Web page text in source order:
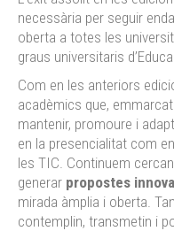
necessària per seguir
oberta a totes les
graus universitaris
Com en les anteriors
acadèmics que,
mantenir, promoure i
en la presencialitat com
les TIC. Continuem
generar propostes
mirada àmplia i oberta.
contemplin, transmetin i